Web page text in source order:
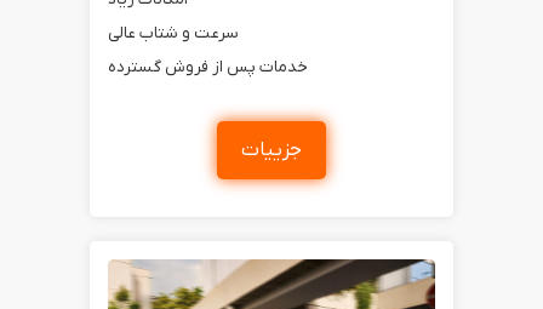
سرعت و شتاب عالی
خدمات پس از فروش گسترده
جزییات